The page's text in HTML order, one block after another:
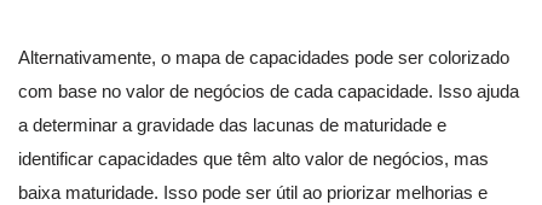
Alternativamente, o mapa de capacidades pode ser colorizado
com base no valor de negócios de cada capacidade. Isso ajuda
a determinar a gravidade das lacunas de maturidade e
identificar capacidades que têm alto valor de negócios, mas
baixa maturidade. Isso pode ser útil ao priorizar melhorias e